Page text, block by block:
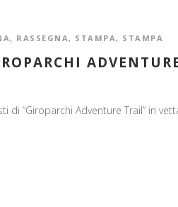
, RASSEGNA , STAMPA , STAMPA
di “Giroparchi Adventure Trail” in